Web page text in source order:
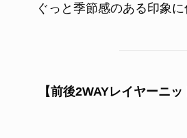
ぐっと季節感のある印象に
【前後2WAYレイヤーニッ